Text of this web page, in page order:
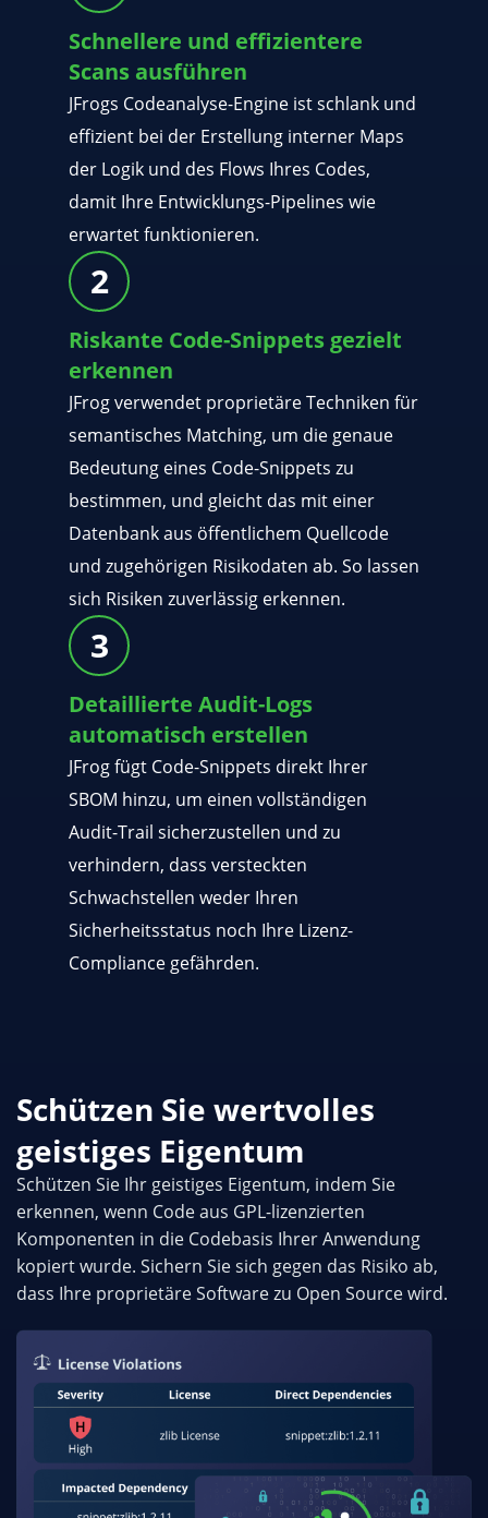
Schnellere und effizientere
Scans ausführen
JFrogs Codeanalyse-Engine ist schlank und
effizient bei der Erstellung interner Maps
der Logik und des Flows Ihres Codes,
damit Ihre Entwicklungs-Pipelines wie
erwartet funktionieren.
Riskante Code-Snippets gezielt
erkennen
JFrog verwendet proprietäre Techniken für
semantisches Matching, um die genaue
Bedeutung eines Code-Snippets zu
bestimmen, und gleicht das mit einer
Datenbank aus öffentlichem Quellcode
und zugehörigen Risikodaten ab. So lassen
sich Risiken zuverlässig erkennen.
Detaillierte Audit-Logs
automatisch erstellen
JFrog fügt Code-Snippets direkt Ihrer
SBOM hinzu, um einen vollständigen
Audit-Trail sicherzustellen und zu
verhindern, dass versteckten
Schwachstellen weder Ihren
Sicherheitsstatus noch Ihre Lizenz-
Compliance gefährden.
Schützen Sie wertvolles
geistiges Eigentum
Schützen Sie Ihr geistiges Eigentum, indem Sie
erkennen, wenn Code aus GPL-lizenzierten
Komponenten in die Codebasis Ihrer Anwendung
kopiert wurde. Sichern Sie sich gegen das Risiko ab,
dass Ihre proprietäre Software zu Open Source wird.